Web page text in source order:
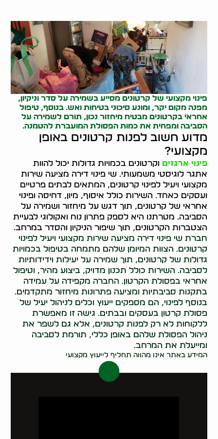
פינוי מקצועי של קרטונים מסייע בשמירה על סדר וניקיון,
מפנה מקום יקר, ומונע סיכוני בטיחות ואש. בנוסף, טיפול
אחראי בקרטונים מבטיח מיחזור נכון, תורם לשמירה על
הסביבה ומפחית את כמות הפסולת המועברת להטמנה.
מדוע חשוב לפנות קרטונים באופן
מקצועי?
פינוי ארגזים וקרטונים בכמויות גדולות יכול להוות
אתגר לוגיסטי משמעותי. שי פינוי דירה מציעה שירות
מקצועי ויעיל לפינוי קרטונים, המתאים לבתים פרטיים
ועסקים כאחד. השירות כולל איסוף, מיון, דחיסה ופינוי
אחראי של קרטונים, תוך דגש על מיחזור ושמירה על
הסביבה. מטרתנו היא לספק פתרון נוח ואקולוגי לבעיית
הצטברות הקרטונים, תוך שיפור הניקיון והסדר במרחב.
חברת שי פינוי דירה מציעה שירות מקצועי ויעיל לפינוי
קרטונים. הצוות המיומן שלהם מתמחה בטיפול בכמויות
גדולות של קרטונים, תוך שמירה על יעילות וידידותיות
לסביבה. השירות כולל תכנון מדויק, ביצוע מהיר, וטיפול
אחראי בפסולת הקרטון. החברה מקפידה על עמידה
בתקנות סביבתיות ומציעה פתרונות מיחזור מתקדמים.
בנוסף לפינוי, הם מספקים ייעוץ וכלים לניהול יעיל של
פסולת קרטון בעסקים ובבתים. גישה זו מאפשרת
ללקוחות לא רק לפנות קרטונים, אלא גם לשפר את
ניהול הפסולת שלהם באופן כללי, תורמת לסביבה
ומייעלת את המרחב.
המידע באתר אינו מהווה תחליף לייעוץ מקצועי